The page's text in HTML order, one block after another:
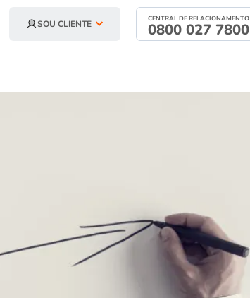
SOU CLIENTE CENTRAL DE RELACIONAMENTO
0800 027 7800